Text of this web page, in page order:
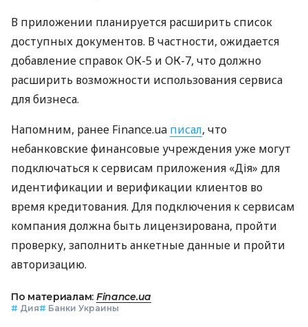
В приложении планируется расширить список
доступных документов. В частности, ожидается
добавление справок ОК-5 и ОК-7, что должно
расширить возможности использования сервиса
для бизнеса.
Напомним, ранее Finance.ua писал, что
небанковские финансовые учреждения уже могут
подключаться к сервисам приложения «Дія» для
идентификации и верификации клиентов во
время кредитования. Для подключения к сервисам
компания должна быть лицензирована, пройти
проверку, заполнить анкетные данные и пройти
авторизацию.
По материалам: Finance.ua
# Дия# Банки Украины